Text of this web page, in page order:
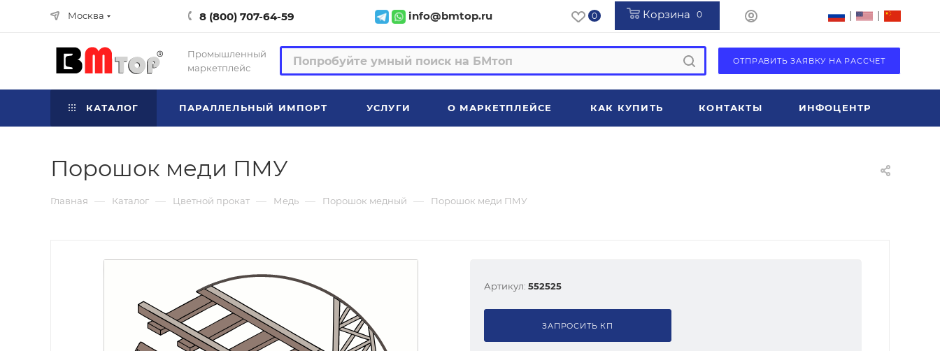
Москва 8 (800) 707-64-59 info@bmtop.ru 0 Корзина 0 | |
Промышленный
маркетплейс
ОТПРАВИТЬ ЗАЯВКУ НА РАССЧЕТ
КАТАЛОГ ПАРАЛЛЕЛЬНЫЙ ИМПОРТ УСЛУГИ О МАРКЕТПЛЕЙСЕ КАК КУПИТЬ КОНТАКТЫ ИНФОЦЕНТР
Порошок меди ПМУ
Главная — Каталог — Цветной прокат — Медь — Порошок медный — Порошок меди ПМУ
Артикул: 552525
ЗАПРОСИТЬ КП